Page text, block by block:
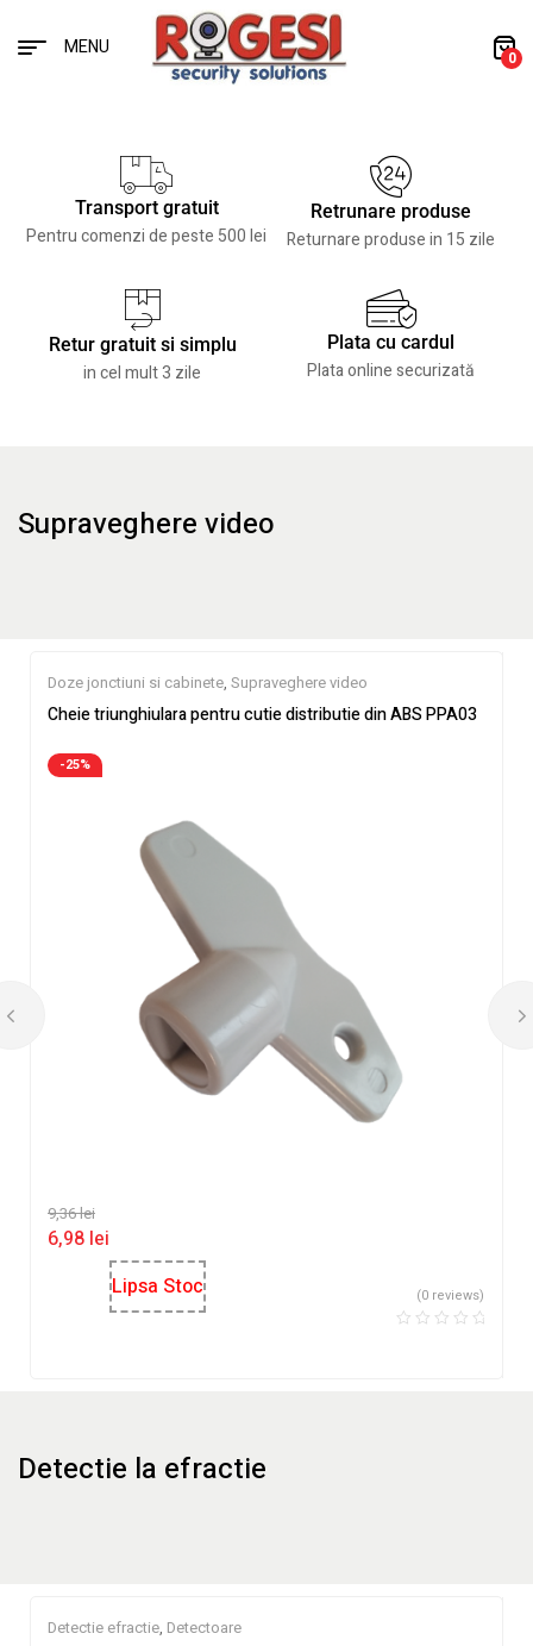
MENU 0
Transport gratuit
Pentru comenzi de peste 500 lei
Retrunare produse
Returnare produse in 15 zile
Retur gratuit si simplu
in cel mult 3 zile
Plata cu cardul
Plata online securizată
Supraveghere video
Doze jonctiuni si cabinete, Supraveghere video
Cheie triunghiulara pentru cutie distributie din ABS PPA03
-25%
9,36lei
6,98 lei
Lipsa Stoc
(0 reviews)
Detectie la efractie
Detectie efractie, Detectoare